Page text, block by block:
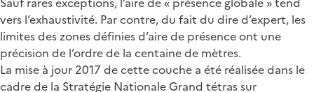
vers l’exhaustivité. Par contre, du fait du dire d’expert, les
limites des zones définies d’aire de présence ont une
précision de l’ordre de la centaine de mètres.
La mise à jour 2017 de cette couche a été réalisée dans le
cadre de la Stratégie Nationale Grand tétras sur